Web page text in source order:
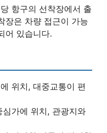
항구의 선착장에서 출
장은 차량 접근이 가능
어 있습니다.
위치, 대중교통이 편
심가에 위치, 관광지와